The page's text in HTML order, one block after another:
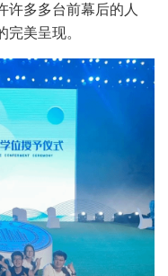
多多台前幕后的人
美呈现。